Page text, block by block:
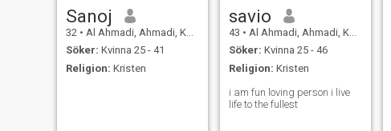
Sanoj
32 • Al Ahmadi, Ahmadi, Kuwait
Söker: Kvinna 25 - 41
Religion: Kristen
savio
43 • Al Ahmadi, Ahmadi, Kuwait
Söker: Kvinna 25 - 46
Religion: Kristen
i am fun loving person i live
life to the fullest